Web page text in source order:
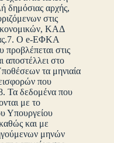
δημόσιας αρχής,
στις
ΚΑΔ
Ο e-EΦΚΑ
προβλέπεται στις
αποστέλλει στο
τα μηνιαία
που
Τα δεδομένα που
με το
Υπουργείου
και με
μηνών